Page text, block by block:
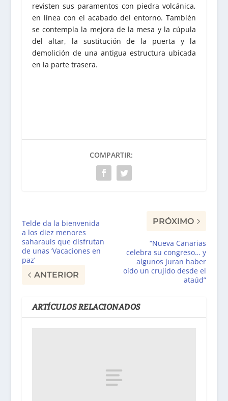
revisten sus paramentos con piedra volcánica,
en línea con el acabado del entorno. También
se contempla la mejora de la mesa y la cúpula
del altar, la sustitución de la puerta y la
demolición de una antigua estructura ubicada
en la parte trasera.
COMPARTIR:
Telde da la bienvenida
a los diez menores
saharauis que disfrutan
de unas ‘Vacaciones en
paz’
ANTERIOR
PRÓXIMO
“Nueva Canarias
celebra su congreso… y
algunos juran haber
oído un crujido desde el
ataúd”
ARTÍCULOS RELACIONADOS